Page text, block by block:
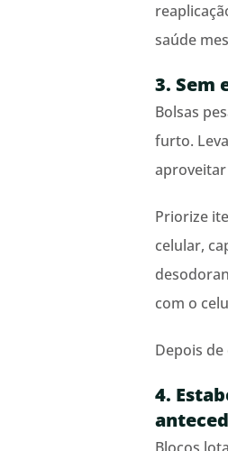
saúde
3. Sem
Bolsas
furto.
Priorize
celular,
com o
Depois
4.